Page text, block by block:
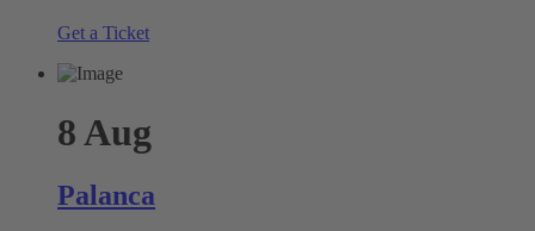
Get a Ticket
8 Aug
Palanca